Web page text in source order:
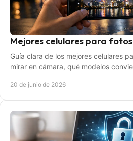
Mejores celulares para
Guía clara de los mejores celulares
mirar en cámara, qué modelos
20 de junio de 2026